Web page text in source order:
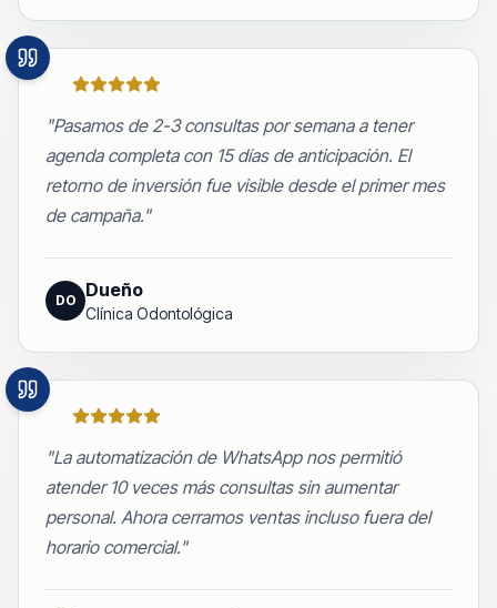
"Pasamos de 2-3 consultas por semana a tener
agenda completa con 15 días de anticipación. El
retorno de inversión fue visible desde el primer mes
de campaña."
DO Dueño
Clínica Odontológica
"La automatización de WhatsApp nos permitió
atender 10 veces más consultas sin aumentar
personal. Ahora cerramos ventas incluso fuera del
horario comercial."